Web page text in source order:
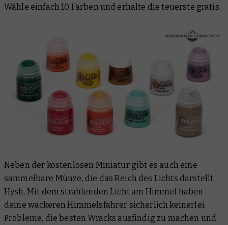
Wähle einfach 10 Farben und erhalte die teuerste gratis.
Neben der kostenlosen Miniatur gibt es auch eine
sammelbare Münze, die das Reich des Lichts darstellt,
Hysh. Mit dem strahlenden Licht am Himmel haben
deine wackeren Himmelsfahrer sicherlich keinerlei
Probleme, die besten Wracks ausfindig zu machen und